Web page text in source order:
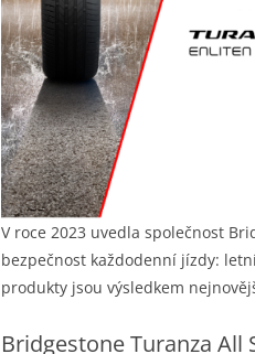
V roce 2023 uvedla společnost
bezpečnost každodenní jízdy:
produkty jsou výsledkem
​Bridgestone Turanza All